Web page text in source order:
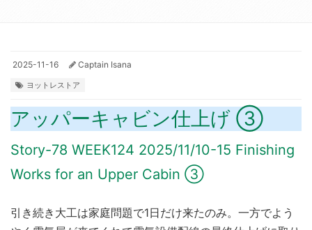
2025-11-16 Captain Isana
ヨットレストア
アッパーキャビン仕上げ ③
Story-78 WEEK124 2025/11/10-15 Finishing
Works for an Upper Cabin ③
引き続き大工は家庭問題で1日だけ来たのみ。一方でよう